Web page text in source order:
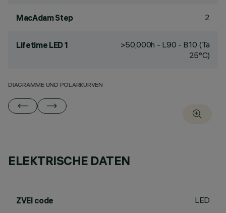
MacAdam Step 2
Lifetime LED 1
>50,000h - L90 - B10 (Ta
25°C)
DIAGRAMME UND POLARKURVEN
ELEKTRISCHE DATEN
ZVEI code LED